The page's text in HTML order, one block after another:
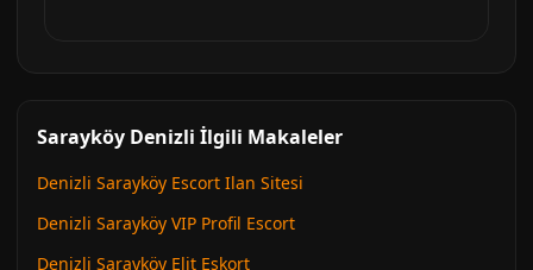
Sarayköy Denizli İlgili Makaleler
Denizli Sarayköy Escort Ilan Sitesi
Denizli Sarayköy VIP Profil Escort
Denizli Sarayköy Elit Eskort